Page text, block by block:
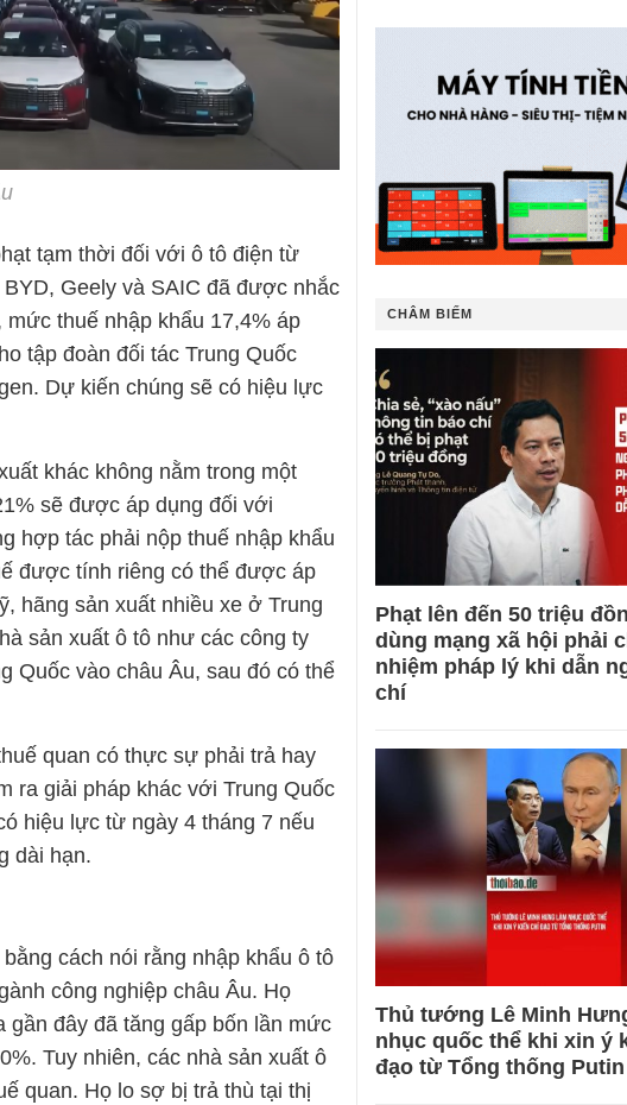
tạm thời đối với ô tô điện từ
Geely và SAIC đã được nhắc
thuế nhập khẩu 17,4% áp
tập đoàn đối tác Trung Quốc
Dự kiến ​​chúng sẽ có hiệu lực
khác không nằm trong một
sẽ được áp dụng đối với
hợp tác phải nộp thuế nhập khẩu
được tính riêng có thể được áp
hãng sản xuất nhiều xe ở Trung
sản xuất ô tô như các công ty
Quốc vào châu Âu, sau đó có thể
quan có thực sự phải trả hay
ra giải pháp khác với Trung Quốc
hiệu lực từ ngày 4 tháng 7 nếu
dài hạn.
cách nói rằng nhập khẩu ô tô
công nghiệp châu Âu. Họ
đây đã tăng gấp bốn lần mức
Tuy nhiên, các nhà sản xuất ô
quan. Họ lo sợ bị trả thù tại thị
CHÂM BIẾM
Phạt lên đến 50 triệu
dùng mạng xã hội phải
nhiệm pháp lý khi dẫn
chí
Thủ tướng Lê Minh
nhục quốc thể khi xin ý
đạo từ Tổng thống Putin